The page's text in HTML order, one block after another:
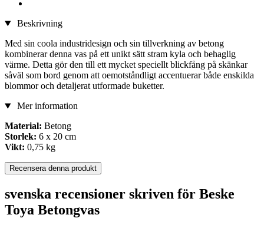
Beskrivning
Med sin coola industridesign och sin tillverkning av betong
kombinerar denna vas på ett unikt sätt stram kyla och behaglig
värme. Detta gör den till ett mycket speciellt blickfång på skänkar
såväl som bord genom att oemotståndligt accentuerar både enskilda
blommor och detaljerat utformade buketter.
Mer information
Material: Betong
Storlek: 6 x 20 cm
Vikt: 0,75 kg
Recensera denna produkt
svenska recensioner skriven för Beske
Toya Betongvas